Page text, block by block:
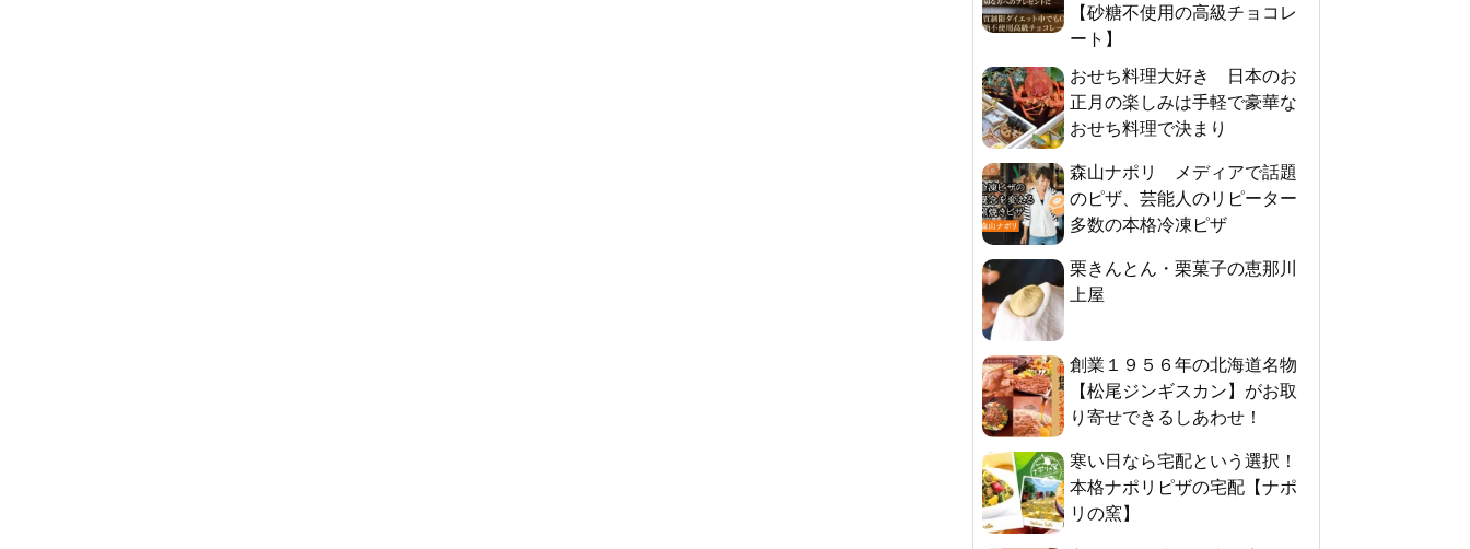
【砂糖不使用の高級チョコレ
ート】
おせち料理大好き 日本のお
正月の楽しみは手軽で豪華な
おせち料理で決まり
森山ナポリ メディアで話題
のピザ、芸能人のリピーター
多数の本格冷凍ピザ
栗きんとん・栗菓子の恵那川
上屋
創業１９５６年の北海道名物
【松尾ジンギスカン】がお取
り寄せできるしあわせ！
寒い日なら宅配という選択！
本格ナポリピザの宅配【ナポ
リの窯】